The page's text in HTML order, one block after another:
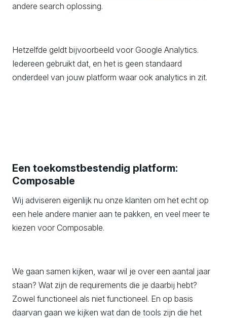
andere search oplossing.
Hetzelfde geldt bijvoorbeeld voor Google Analytics.
Iedereen gebruikt dat, en het is geen standaard
onderdeel van jouw platform waar ook analytics in zit.
Een toekomstbestendig platform:
Composable
Wij adviseren eigenlijk nu onze klanten om het echt op
een hele andere manier aan te pakken, en veel meer te
kiezen voor Composable.
We gaan samen kijken, waar wil je over een aantal jaar
staan? Wat zijn de requirements die je daarbij hebt?
Zowel functioneel als niet functioneel. En op basis
daarvan gaan we kijken wat dan de tools zijn die het